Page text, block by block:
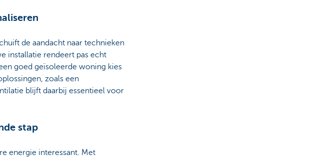
de aandacht naar technieken
installatie rendeert pas echt
goed geïsoleerde woning kies
zoals een
blijft daarbij essentieel voor
stap
energie interessant. Met